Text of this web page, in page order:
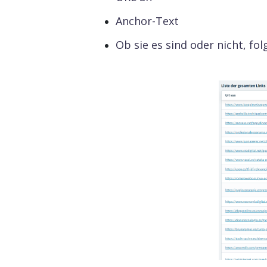
Anchor-Text
Ob sie es sind oder nicht,